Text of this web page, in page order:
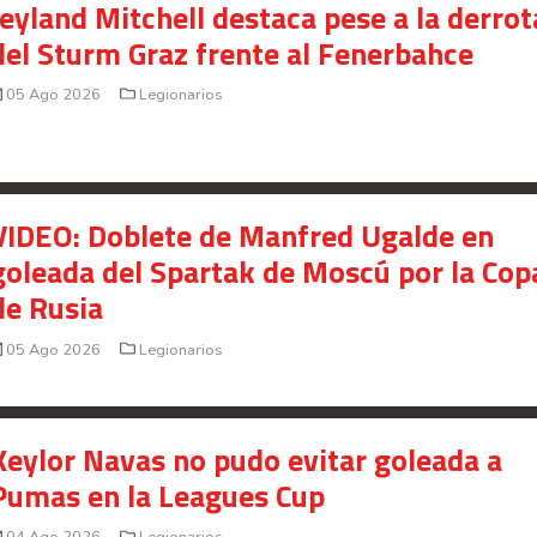
presunto fraude en bienes gananciales
Your Add Here !!
Señal en vivo:
Radio Actual107.1FM
Mitchell destaca pese a la
Sturm Graz frente al Fenerbahce
05 Ago 2026 Legionarios
Doblete de Manfred Ugalde en
del Spartak de Moscú por la
Rusia
05 Ago 2026 Legionarios
Navas no pudo evitar goleada a
en la Leagues Cup